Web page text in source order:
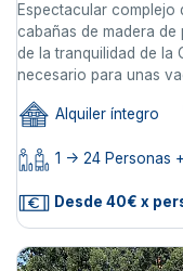
Espectacular
cabañas de madera de
de la tranquilidad de la
necesario para unas
Alquiler íntegro
1 -> 24 Personas
Desde 40€ x